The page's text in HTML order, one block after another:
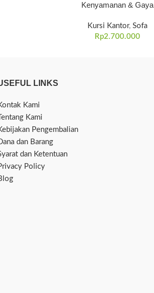
Kenyamanan & Gaya
Kursi Kantor, Sofa
Rp2.700.000
LINKS
Kami
Tentang Kami
Pengembalian
dan Barang
dan Ketentuan
Policy